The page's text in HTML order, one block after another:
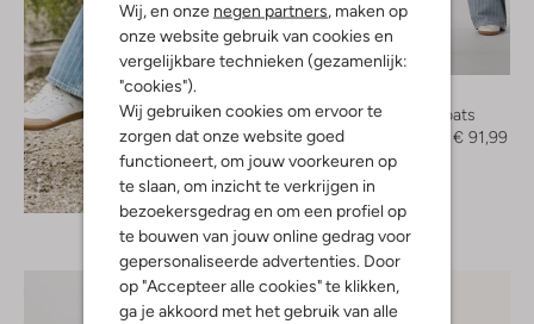
Wij, en onze negen partners , maken op
onze website gebruik van cookies en
vergelijkbare technieken (gezamenlijk:
"cookies").
Wij gebruiken cookies om ervoor te
zorgen dat onze website goed
functioneert, om jouw voorkeuren op
te slaan, om inzicht te verkrijgen in
bezoekersgedrag en om een profiel op
te bouwen van jouw online gedrag voor
gepersonaliseerde advertenties. Door
op "Accepteer alle cookies" te klikken,
ga je akkoord met het gebruik van alle
Ontdek de look
-60%
Trenchcoats
€ 91,99